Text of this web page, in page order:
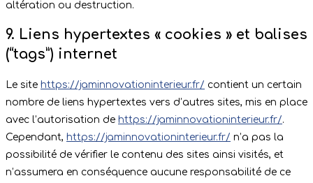
altération ou destruction.
9. Liens hypertextes « cookies » et balises
(“tags”) internet
Le site https://jaminnovationinterieur.fr/ contient un certain
nombre de liens hypertextes vers d’autres sites, mis en place
avec l’autorisation de https://jaminnovationinterieur.fr/.
Cependant, https://jaminnovationinterieur.fr/ n’a pas la
possibilité de vérifier le contenu des sites ainsi visités, et
n’assumera en conséquence aucune responsabilité de ce